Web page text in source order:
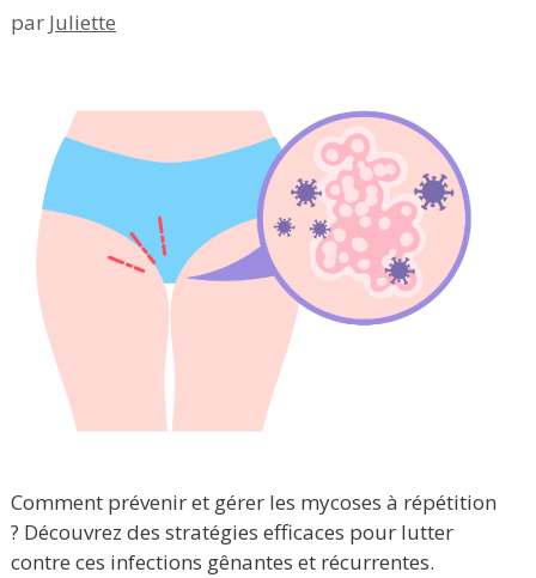
par Juliette
Comment prévenir et gérer les mycoses à répétition
? Découvrez des stratégies efficaces pour lutter
contre ces infections gênantes et récurrentes.